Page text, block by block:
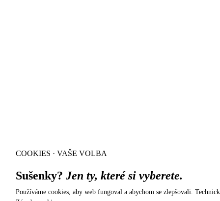
COOKIES · VAŠE VOLBA
Sušenky? Jen ty, které si vyberete.
Používáme cookies, aby web fungoval a abychom se zlepšovali.